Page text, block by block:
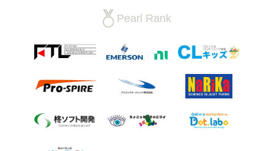
Pearl Rank